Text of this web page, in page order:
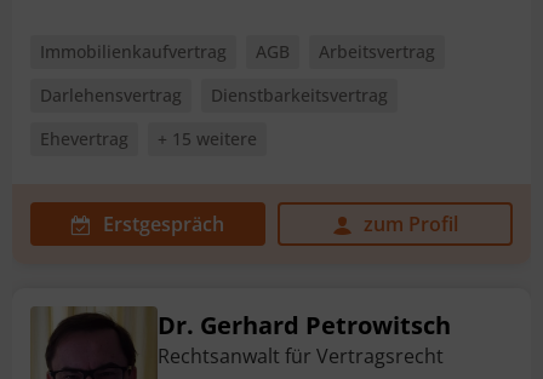
Immobilienkaufvertrag AGB
Arbeitsvertrag
Darlehensvertrag
Dienstbarkeitsvertrag
Ehevertrag
+ 15 weitere
Erstgespräch zum Profil
Dr. Gerhard Petrowitsch
Rechtsanwalt für Vertragsrecht